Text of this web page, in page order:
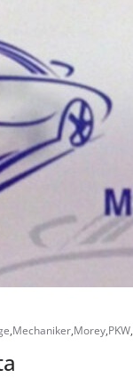
,Mechaniker,Morey,PKW,